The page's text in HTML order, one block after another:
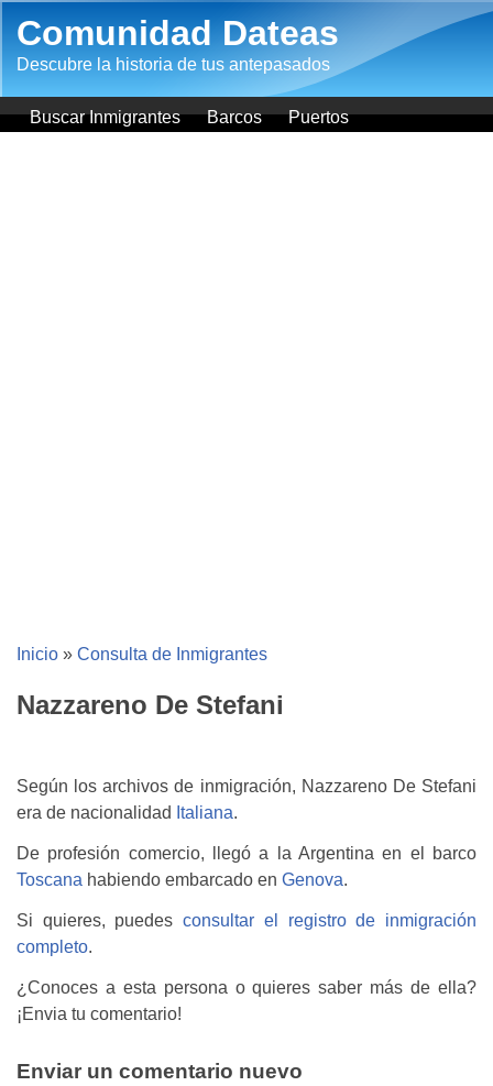
Comunidad Dateas
Descubre la historia de tus antepasados
Buscar Inmigrantes Barcos Puertos
Inicio » Consulta de Inmigrantes
Nazzareno De Stefani
Según los archivos de inmigración, Nazzareno De Stefani
era de nacionalidad Italiana.
De profesión comercio, llegó a la Argentina en el barco
Toscana habiendo embarcado en Genova.
Si quieres, puedesconsultar el registro de inmigración
completo.
¿Conoces a esta persona o quieres saber más de ella?
¡Envia tu comentario!
Enviar un comentario nuevo